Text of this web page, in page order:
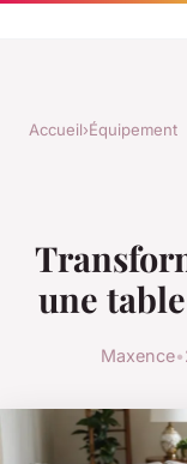
Accueil›Équipement
une
Maxence•